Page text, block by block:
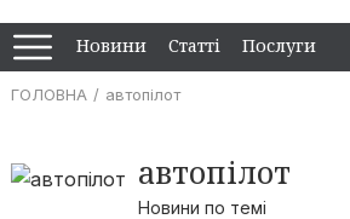
Новини Статті Послуги
ГОЛОВНА автопілот
автопілот
Новини по темі